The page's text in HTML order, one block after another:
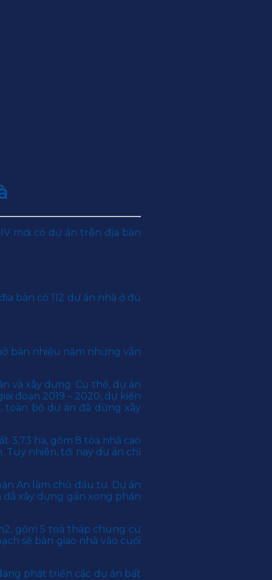
mới có dự án trên địa bàn
bàn có 112 dự án nhà ở đủ
bán nhiều năm nhưng vẫn
và xây dựng. Cụ thể, dự án
đoạn 2019 – 2020, dự kiến
toàn bộ dự án đã dừng xây
3,73 ha, gồm 8 tòa nhà cao
Tuy nhiên, tới nay dự án chỉ
An làm chủ đầu tư. Dự án
đã xây dựng gần xong phần
gồm 5 toà tháp chung cư
sẽ bàn giao nhà vào cuối
phát triển các dự án bất